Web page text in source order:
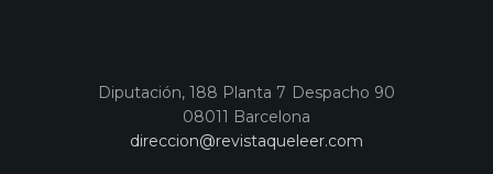
Diputación, 188 Planta 7 Despacho 90
08011 Barcelona
direccion@revistaqueleer.com